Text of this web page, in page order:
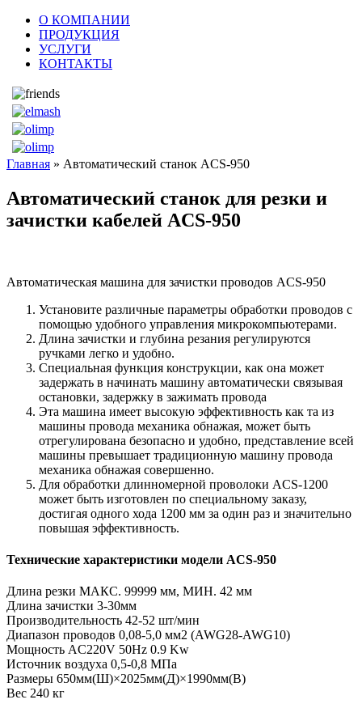
О КОМПАНИИ
ПРОДУКЦИЯ
УСЛУГИ
КОНТАКТЫ
Главная » Автоматический станок ACS-950
Автоматический станок для резки и
зачистки кабелей ACS-950
Автоматическая машина для зачистки проводов ACS-950
Установите различные параметры обработки проводов с
помощью удобного управления микрокомпьютерами.
Длина зачистки и глубина резания регулируются
ручками легко и удобно.
Специальная функция конструкции, как она может
задержать в начинать машину автоматически связывая
остановки, задержку в зажимать провода
Эта машина имеет высокую эффективность как та из
машины провода механика обнажая, может быть
отрегулирована безопасно и удобно, представление всей
машины превышает традиционную машину провода
механика обнажая совершенно.
Для обработки длинномерной проволоки ACS-1200
может быть изготовлен по специальному заказу,
достигая одного хода 1200 мм за один раз и значительно
повышая эффективность.
Технические характеристики модели ACS-950
Длина резки МАКС. 99999 мм, МИН. 42 мм
Длина зачистки 3-30мм
Производительность 42-52 шт/мин
Диапазон проводов 0,08-5,0 мм2 (AWG28-AWG10)
Мощность AC220V 50Hz 0.9 Kw
Источник воздуха 0,5-0,8 МПа
Размеры 650мм(Ш)×2025мм(Д)×1990мм(В)
Вес 240 кг